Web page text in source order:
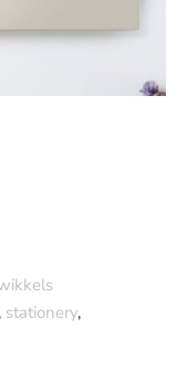
, stationery,